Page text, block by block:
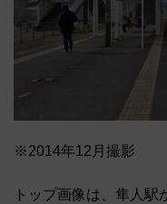
※2014年12月撮影
トップ画像は、隼人